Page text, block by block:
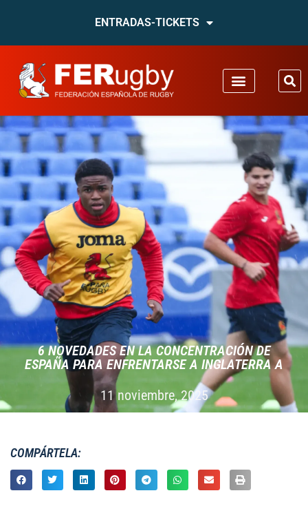
ENTRADAS-TICKETS
6 NOVEDADES EN LA CONCENTRACIÓN DE
ESPAÑA PARA ENFRENTARSE A INGLATERRA A
11 noviembre, 2025
COMPÁRTELA: